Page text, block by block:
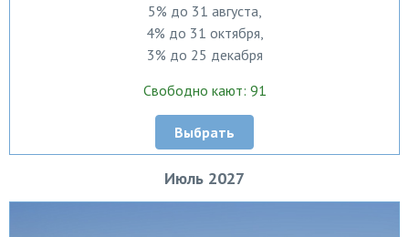
5% до 31 августа,
4% до 31 октября,
3% до 25 декабря
Свободно кают: 91
Выбрать
Июль 2027